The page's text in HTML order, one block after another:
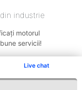
Live chat
industrie
motorul
servicii!